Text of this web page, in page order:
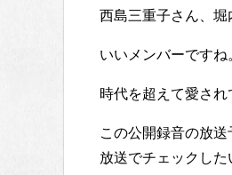
西島三重子さん、
いいメンバーですね
時代を超えて愛さ
この公開録音の放送
放送でチェックした